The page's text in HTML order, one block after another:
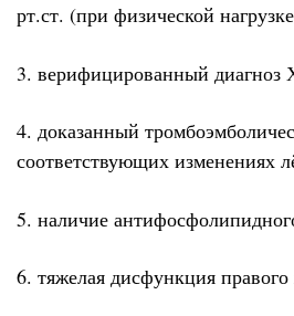
рт.ст. (при физической
3. верифицированный
4. доказанный
соответствующих изменениях
5. наличие
6. тяжелая дисфункция правого